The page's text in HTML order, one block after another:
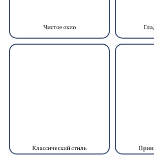
Чистое окно
Классический стиль